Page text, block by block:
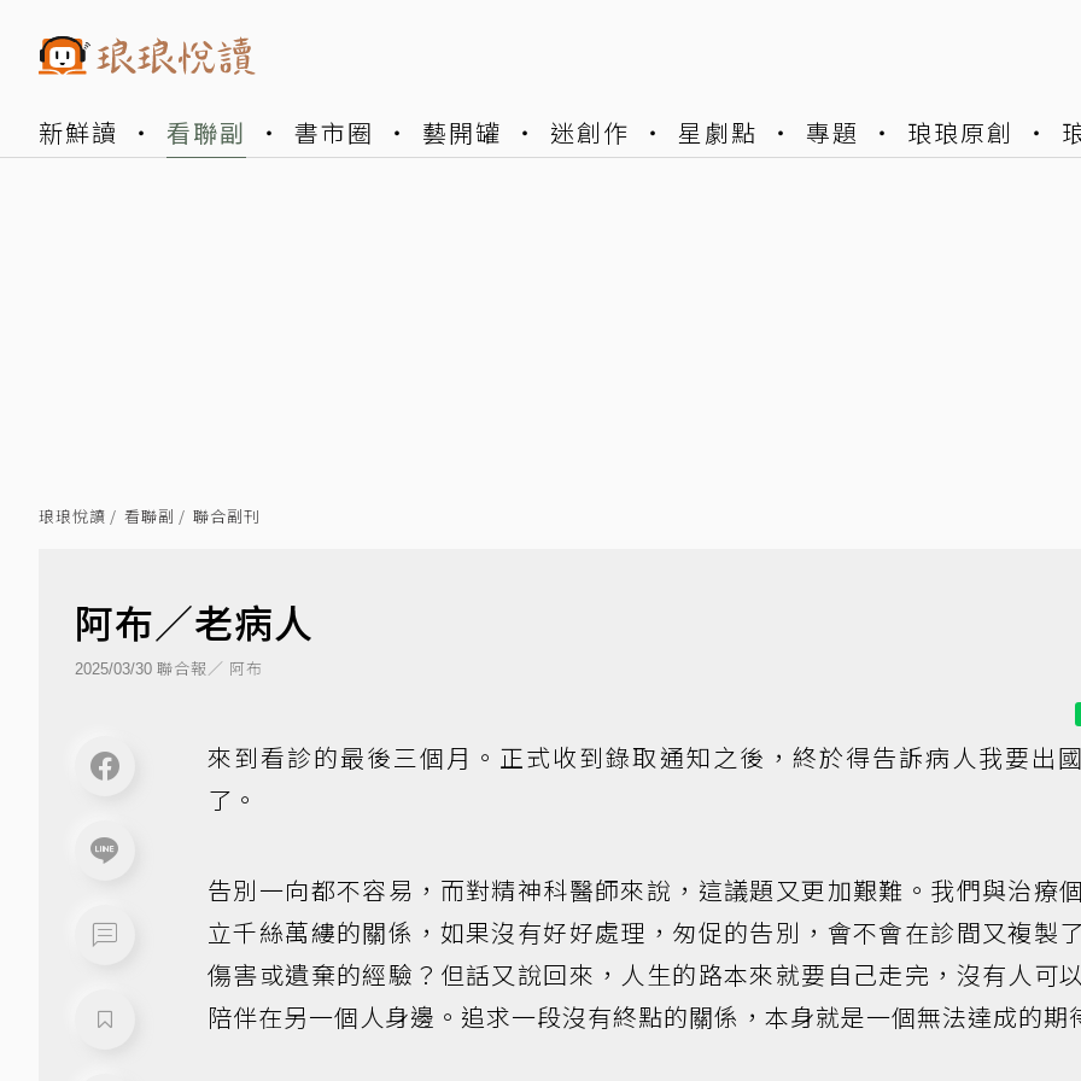
新鮮讀 看聯副 書市圈 藝開罐 迷創作 星劇點 專題 琅琅原創
琅琅悅讀 看聯副 聯合副刊
阿布／老病人
2025/03/30 聯合報／ 阿布
來到看診的最後三個月。正式收到錄取通知之後，終於得告訴病人我要出
了。
告別一向都不容易，而對精神科醫師來說，這議題又更加艱難。我們與治療
立千絲萬縷的關係，如果沒有好好處理，匆促的告別，會不會在診間又複製
傷害或遺棄的經驗？但話又說回來，人生的路本來就要自己走完，沒有人可
陪伴在另一個人身邊。追求一段沒有終點的關係，本身就是一個無法達成的期